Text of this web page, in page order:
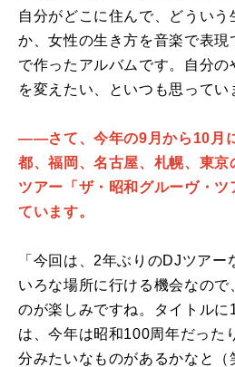
自分がどこに住んで、どうい
か、女性の生き方を音楽で表現
で作ったアルバムです。自分
を変えたい、といつも思ってい
――さて、今年の9月から10月
都、福岡、名古屋、札幌、東
ツアー「ザ・昭和グルーヴ・
ています。
「今回は、2年ぶりのDJツアー
いろな場所に行ける機会なので
のが楽しみですね。タイトル
は、今年は昭和100周年だった
分みたいなものがあるかなと（